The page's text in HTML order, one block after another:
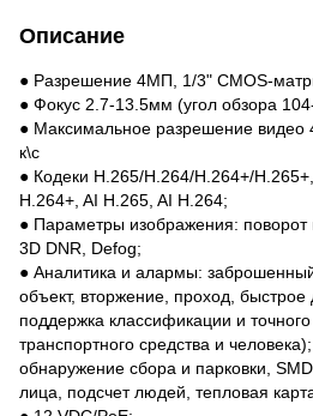
Описание
● Разрешение 4МП, 1/3" CMOS-
● Фокус 2.7-13.5мм (угол обзора
● Максимальное разрешение
к\с
● Кодеки H.265/H.264/H.264+/
H.264+, AI H.265, AI H.264;
● Параметры изображения: поворот
3D DNR, Defog;
● Аналитика и алармы:
объект, вторжение, проход,
поддержка классификации и
транспортного средства и
обнаружение сбора и парковки,
лица, подсчет людей, тепловая